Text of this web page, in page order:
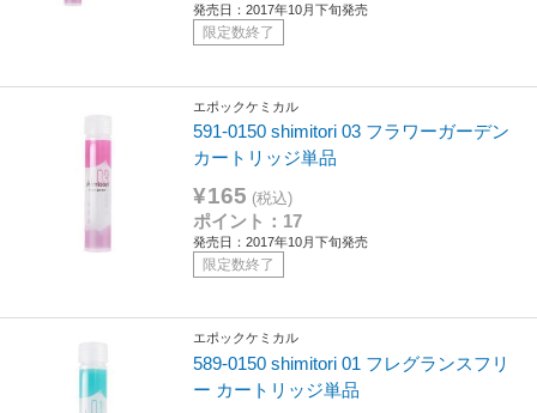
発売日：2017年10月下旬発売
限定数終了
エポックケミカル
591-0150 shimitori 03 フラワーガーデン
カートリッジ単品
¥165 (税込)
ポイント：17
発売日：2017年10月下旬発売
限定数終了
エポックケミカル
589-0150 shimitori 01 フレグランスフリ
ー カートリッジ単品